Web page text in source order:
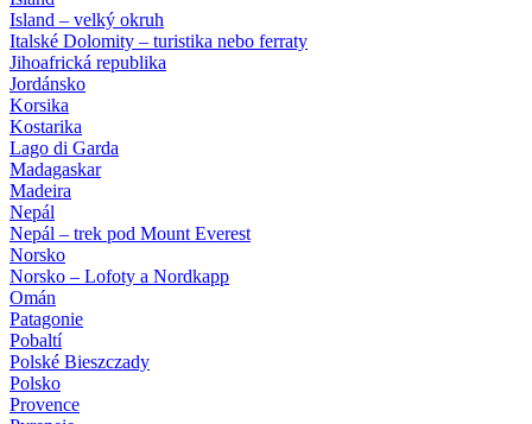
Island – velký okruh
Italské Dolomity – turistika nebo ferraty
Jihoafrická republika
Jordánsko
Korsika
Kostarika
Lago di Garda
Madagaskar
Madeira
Nepál
Nepál – trek pod Mount Everest
Norsko
Norsko – Lofoty a Nordkapp
Omán
Patagonie
Pobaltí
Polské Bieszczady
Polsko
Provence